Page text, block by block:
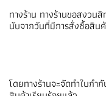
ทางร้าน ทางร้านขอสงวน
นับจากวันที่มีการสั่งซื้อสิน
โดยทางร้านจะจัดทำใบก